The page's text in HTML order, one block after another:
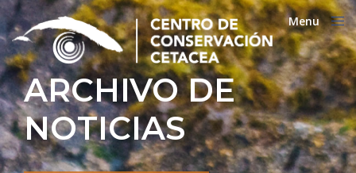
ARCHIVO DE
NOTICIAS
Menu
Close